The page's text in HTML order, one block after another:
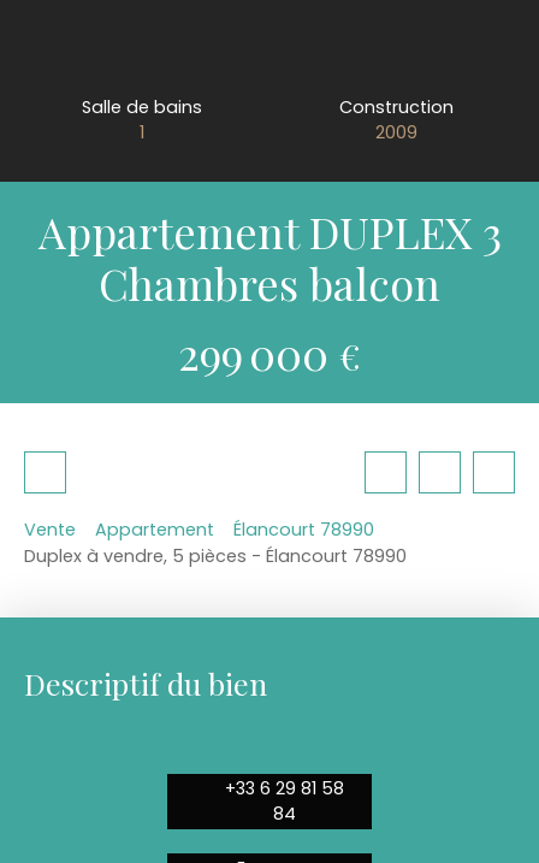
Salle de bains
1
Construction
2009
Appartement DUPLEX 3
Chambres balcon
299 000 €
Vente Appartement
Élancourt 78990
Duplex à vendre, 5 pièces - Élancourt 78990
Descriptif du bien
+33 6 29 81 58
84